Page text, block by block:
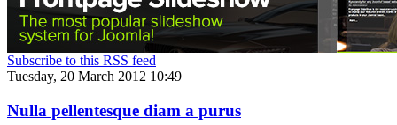
Subscribe to this RSS feed
Tuesday, 20 March 2012 10:49
Nulla pellentesque diam a purus